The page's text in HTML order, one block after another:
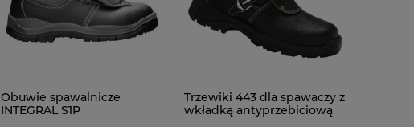
Obuwie spawalnicze
INTEGRAL S1P
Trzewiki 443 dla spawaczy z
wkładką antyprzebiciową